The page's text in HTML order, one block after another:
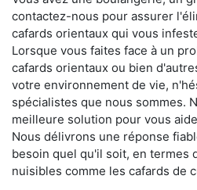
contactez-nous pour assurer
cafards orientaux qui vous
Lorsque vous faites face à un
cafards orientaux ou bien
votre environnement de vie,
spécialistes que nous sommes.
meilleure solution pour vous
Nous délivrons une réponse
besoin quel qu'il soit, en termes
nuisibles comme les cafards de